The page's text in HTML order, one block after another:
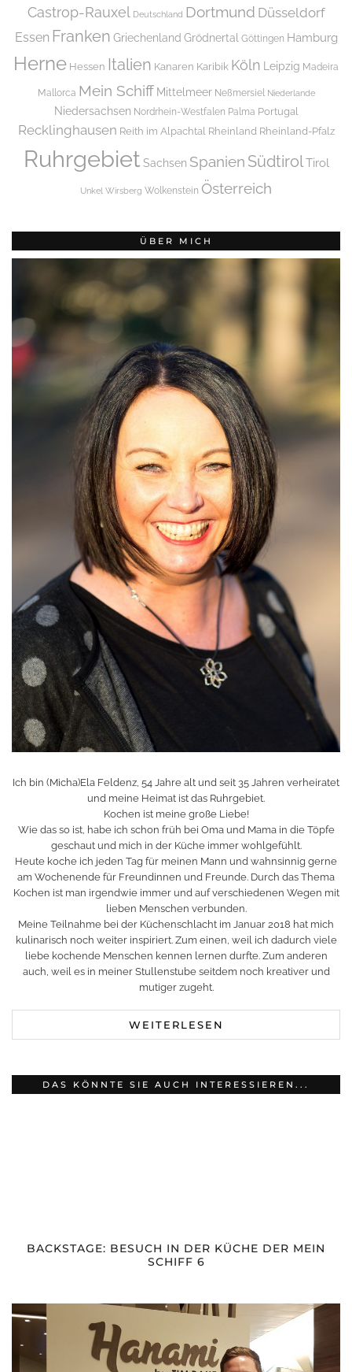
Castrop-Rauxel Deutschland Dortmund Düsseldorf
Essen Franken Griechenland Grödnertal Göttingen Hamburg
Herne Hessen Italien Kanaren Karibik Köln Leipzig Madeira
Mallorca Mein Schiff Mittelmeer Neßmersiel Niederlande
Niedersachsen Nordrhein-Westfalen Palma Portugal
Recklinghausen Reith im Alpachtal Rheinland Rheinland-Pfalz
Ruhrgebiet Sachsen Spanien SüdtirolTirol
Unkel Wirsberg Wolkenstein Österreich
ÜBER MICH
Ich bin (Micha)Ela Feldenz, 54 Jahre alt und seit 35 Jahren verheiratet
und meine Heimat ist das Ruhrgebiet.
Kochen ist meine große Liebe!
Wie das so ist, habe ich schon früh bei Oma und Mama in die Töpfe
geschaut und mich in der Küche immer wohlgefühlt.
Heute koche ich jeden Tag für meinen Mann und wahnsinnig gerne
am Wochenende für Freundinnen und Freunde. Durch das Thema
Kochen ist man irgendwie immer und auf verschiedenen Wegen mit
lieben Menschen verbunden.
Meine Teilnahme bei der Küchenschlacht im Januar 2018 hat mich
kulinarisch noch weiter inspiriert. Zum einen, weil ich dadurch viele
liebe kochende Menschen kennen lernen durfte. Zum anderen
auch, weil es in meiner Stullenstube seitdem noch kreativer und
mutiger zugeht.
WEITERLESEN
DAS KÖNNTE SIE AUCH INTERESSIEREN...
BACKSTAGE: BESUCH IN DER KÜCHE DER MEIN
SCHIFF 6